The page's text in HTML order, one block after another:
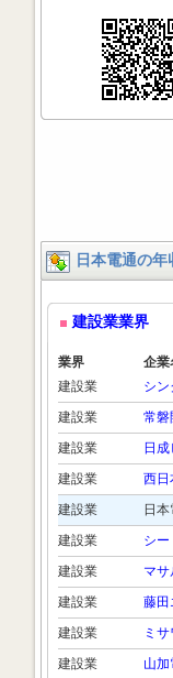
日本電通の
建設業業界
業界 企業
建設業
シン
建設業
常磐
建設業
日
建設業
西日
建設業
日本
建設業
シー
建設業
マサ
建設業
藤田
建設業
ミ
建設業
山加